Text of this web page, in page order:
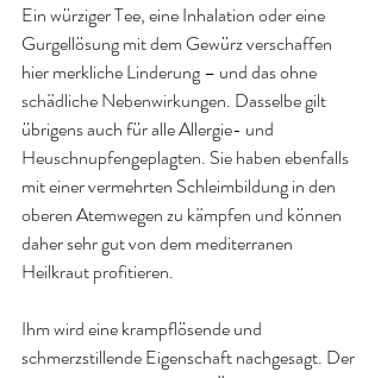
Ein würziger Tee, eine Inhalation oder eine
Gurgellösung mit dem Gewürz verschaffen
hier merkliche Linderung – und das ohne
schädliche Nebenwirkungen. Dasselbe gilt
übrigens auch für alle Allergie- und
Heuschnupfengeplagten. Sie haben ebenfalls
mit einer vermehrten Schleimbildung in den
oberen Atemwegen zu kämpfen und können
daher sehr gut von dem mediterranen
Heilkraut profitieren.
Ihm wird eine krampflösende und
schmerzstillende Eigenschaft nachgesagt. Der